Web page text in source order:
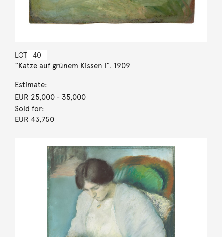
LOT 40
“Katze auf grünem Kissen I“. 1909
Estimate:
EUR 25,000- 35,000
Sold for:
EUR 43,750